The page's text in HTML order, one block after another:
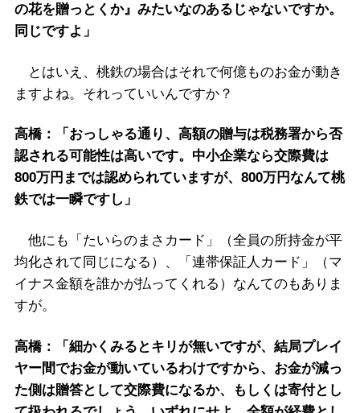
の花を贈っとくか』みたいなのあるじゃないですか。
同じですよ」
とはいえ、桃鉄の場合はそれで何億ものお金が動き
ますよね。それっていいんですか？
高橋：「おっしゃる通り、高額の贈与は税務署から否
認される可能性は高いです。中小企業なら交際費は
800万円までは認められていますが、800万円なんて桃
鉄では一瞬ですし」
他にも「たいらのまさカード」（全員の所持金が平
均化されて同じになる）、「連帯保証人カード」（マ
イナス金額を誰かが払ってくれる）なんてのもありま
すが。
高橋：「細かくみるとキリが無いですが、結局プレイ
ヤー間でお金が動いているわけですから、お金が減っ
た側は贈答として交際費になるか、もしくは寄付とし